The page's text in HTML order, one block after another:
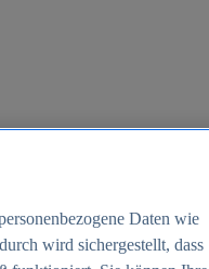
Daten wie
wird sichergestellt, dass